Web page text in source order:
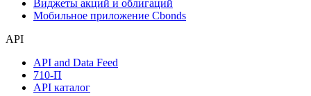
Виджеты акций и облигаций
Мобильное приложение Cbonds
API
API and Data Feed
710-П
API каталог